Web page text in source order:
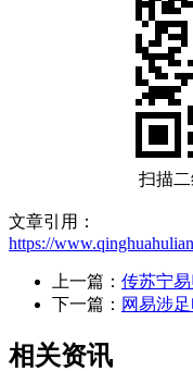
扫描
文章引用：
https://
上一篇： 传苏宁
下一篇： 网易涉
相关资讯